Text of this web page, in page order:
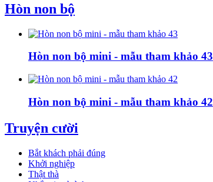
Hòn non bộ
Hòn non bộ mini - mẫu tham khảo 43
Hòn non bộ mini - mẫu tham khảo 42
Truyện cười
Bắt khách phải đúng
Khởi nghiệp
Thật thà